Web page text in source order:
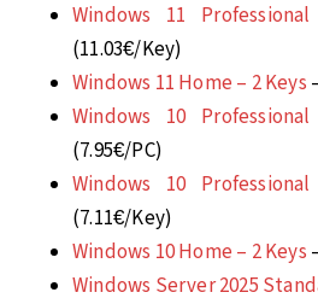
Windows 11
(11.03€/Key)
Windows 11 Home – 2 Keys
Windows 10
(7.95€/PC)
Windows 10
(7.11€/Key)
Windows 10 Home – 2 Keys
Windows Server 2025